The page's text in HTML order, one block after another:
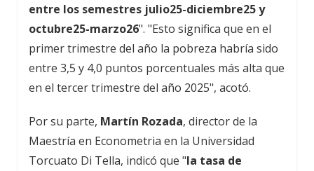
entre los semestres julio25-diciembre25 y
octubre25-marzo26". "Esto significa que en el
primer trimestre del año la pobreza habría sido
entre 3,5 y 4,0 puntos porcentuales más alta que
en el tercer trimestre del año 2025", acotó.
Por su parte, Martín Rozada, director de la
Maestría en Econometria en la Universidad
Torcuato Di Tella, indicó que "la tasa de